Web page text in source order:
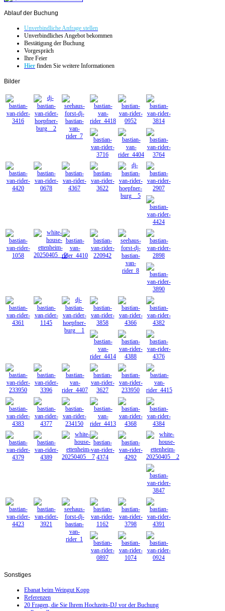
Ablaufder Buchung
Unverbindliche Anfrage stellen
Unverbindliches Angebot bekommen
Bestätigung der Buchung
Vorgespräch
Ihre Feier
Hier finden Sie weitere Informationen
Bilder
Sonstiges
Ebanat beim Weingut Kopp
Referenzen
20 Fragen, die Sie Ihrem Hochzeits-DJ vor der Buchung